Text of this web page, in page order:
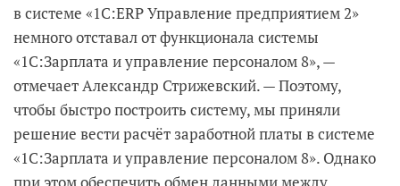
в системе «1С:ERP Управление предприятием 2»
немного отставал от функционала системы
«1С:Зарплата и управление персоналом 8», —
отмечает Александр Стрижевский. — Поэтому,
чтобы быстро построить систему, мы приняли
решение вести расчёт заработной платы в системе
«1С:Зарплата и управление персоналом 8». Однако
при этом обеспечить обмен данными между